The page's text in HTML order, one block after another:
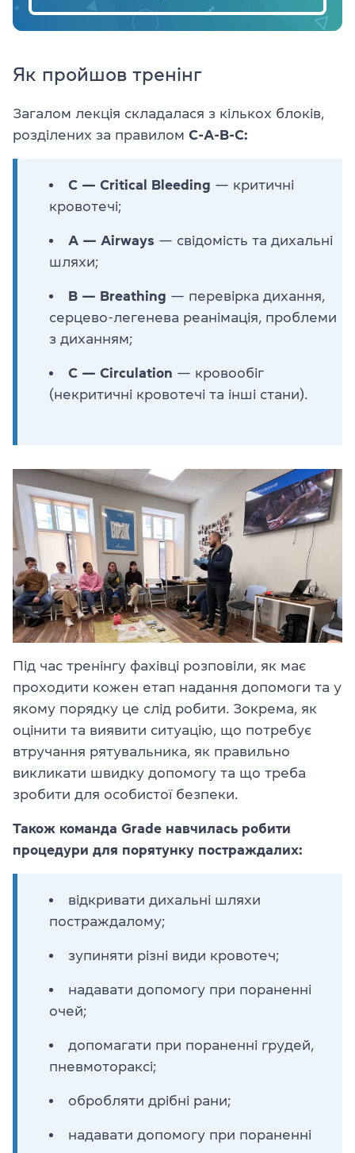
Як пройшов тренінг
Загалом лекція складалася з кількох блоків,
розділених за правилом C-A-B-C:
C — Critical Bleeding — критичні
кровотечі;
A — Airways — свідомість та дихальні
шляхи;
B — Breathing — перевірка дихання,
серцево-легенева реанімація, проблеми
з диханням;
C — Circulation — кровообіг
(некритичні кровотечі та інші стани).
Під час тренінгу фахівці розповіли, як має
проходити кожен етап надання допомоги та у
якому порядку це слід робити. Зокрема, як
оцінити та виявити ситуацію, що потребує
втручання рятувальника, як правильно
викликати швидку допомогу та що треба
зробити для особистої безпеки.
Також команда Grade навчилась робити
процедури для порятунку постраждалих:
відкривати дихальні шляхи
постраждалому;
зупиняти різні види кровотеч;
надавати допомогу при пораненні
очей;
допомагати при пораненні грудей,
пневмотораксі;
обробляти дрібні рани;
надавати допомогу при пораненні